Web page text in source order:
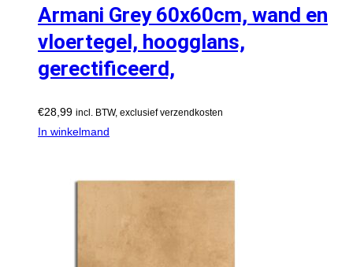
Armani Grey 60x60cm, wand en
vloertegel, hoogglans,
gerectificeerd,
€28,99 incl. BTW, exclusief verzendkosten
In winkelmand